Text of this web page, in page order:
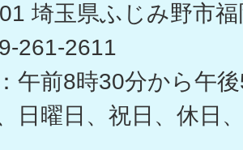
埼玉県ふじみ野市
261-2611
午前8時30分から午
日曜日、祝日、休日